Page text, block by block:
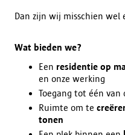
Dan zijn wij misschien wel
Wat bieden we?
Een residentie op
en onze werking
Toegang tot één van
Ruimte om te
tonen